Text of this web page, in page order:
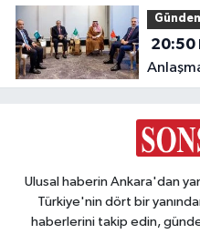
20:50Hakan Fidan: Mekke
Ulusal haberin Ankara'dan
Türkiye'nin dört bir
haberlerini takip edin,